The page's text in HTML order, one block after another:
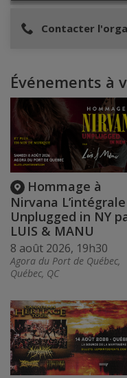
Contacter
Événements à
Hommage à
Nirvana L’intégrale
Unplugged in NY
LUIS & MANU
8 août 2026, 19h30
Agora du Port de Québec,
Québec, QC